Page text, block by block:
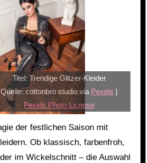
Titel: Trendige Glitzer-Kleider
Quelle: cottonbro studio via Pexels |
Pexels Photo License
der festlichen Saison mit
Ob klassisch, farbenfroh,
im Wickelschnitt – die Auswahl